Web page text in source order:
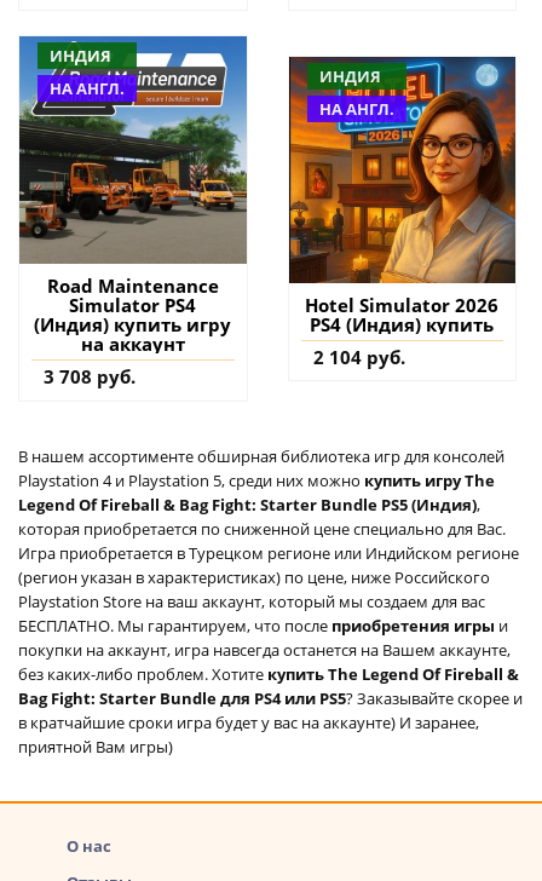
ИНДИЯ
НА АНГЛ.
Road Maintenance
Simulator PS4
(Индия) купить игру
на аккаунт
3 708 руб.
ИНДИЯ
НА АНГЛ.
Hotel Simulator 2026
PS4 (Индия) купить
2 104 руб.
В нашем ассортименте обширная библиотека игр для консолей
Playstation 4 и Playstation 5, среди них можно купить игру The
Legend Of Fireball & Bag Fight: Starter Bundle PS5 (Индия),
которая приобретается по сниженной цене специально для Вас.
Игра приобретается в Турецком регионе или Индийском регионе
(регион указан в характеристиках) по цене, ниже Российского
Playstation Store на ваш аккаунт, который мы создаем для вас
БЕСПЛАТНО. Мы гарантируем, что после приобретения игры и
покупки на аккаунт, игра навсегда останется на Вашем аккаунте,
без каких-либо проблем. Хотите купить The Legend Of Fireball &
Bag Fight: Starter Bundle для PS4 или PS5? Заказывайте скорее и
в кратчайшие сроки игра будет у вас на аккаунте) И заранее,
приятной Вам игры)
О нас